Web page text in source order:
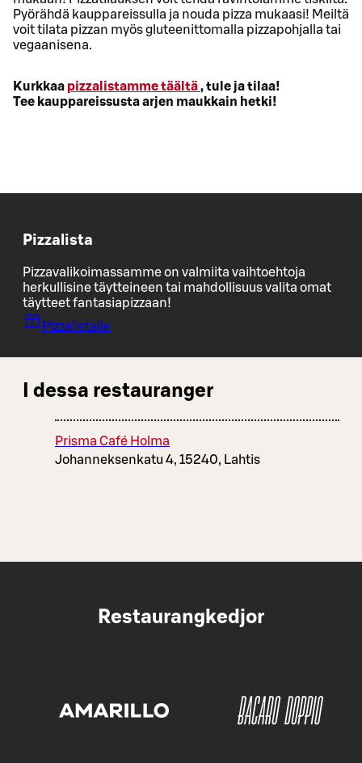
Pyörähdä kauppareissulla ja nouda pizza mukaasi! Meiltä
voit tilata pizzan myös gluteenittomalla pizzapohjalla tai
vegaanisena.
Kurkkaa pizzalistamme täältä, tule ja tilaa!
Tee kauppareissusta arjen maukkain hetki!
Pizzalista
Pizzavalikoimassamme on valmiita vaihtoehtoja
herkullisine täytteineen tai mahdollisuus valita omat
täytteet fantasiapizzaan!
Pizzalistalle
I dessa restauranger
Prisma Café Holma
Johanneksenkatu 4, 15240, Lahtis
Restaurangkedjor